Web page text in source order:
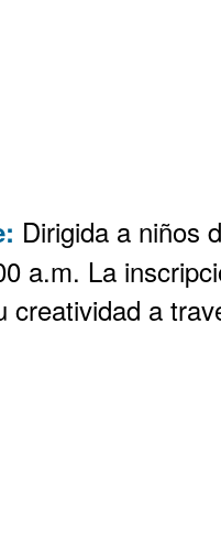
Dirigida a niños
a.m. La
creatividad a